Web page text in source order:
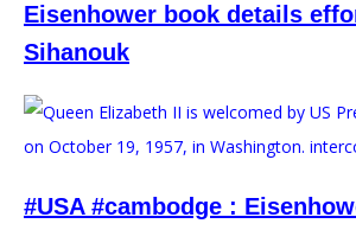
Eisenhower book details
Sihanouk
#USA #cambodge :